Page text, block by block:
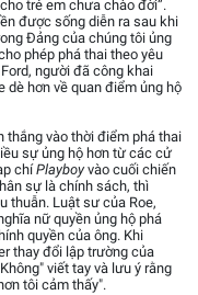
trẻ em chưa chào đời”.
được sống diễn ra sau khi
Đảng của chúng tôi ủng
phép phá thai theo yêu
người đã công khai
dè hơn về quan điểm ủng hộ
thắng vào thời điểm phá thai
sự ủng hộ hơn từ các cử
chíPlayboyvào cuối chiến
sự là chính sách, thì
thuẫn. Luật sư của Roe,
nữ quyền ủng hộ phá
quyền của ông. Khi
thay đổi lập trường của
viết tay và lưu ý rằng
tôi cảm thấy".